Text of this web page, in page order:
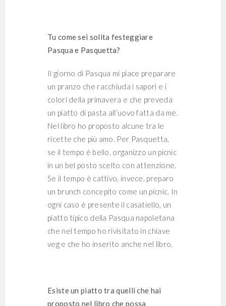
Tu come sei solita festeggiare
Pasqua e Pasquetta?
Il giorno di Pasqua mi piace preparare
un pranzo che racchiuda i sapori e i
colori della primavera e che preveda
un piatto di pasta all’uovo fatta da me.
Nel libro ho proposto alcune tra le
ricette che più amo. Per Pasquetta,
se il tempo è bello, organizzo un picnic
in un bel posto scelto con attenzione.
Se il tempo è cattivo, invece, preparo
un brunch concepito come un picnic. In
ogni caso è presente il casatiello, un
piatto tipico della Pasqua napoletana
che nel tempo ho rivisitato in chiave
veg e che ho inserito anche nel libro.
Esiste un piatto tra quelli che hai
proposto nel libro che possa